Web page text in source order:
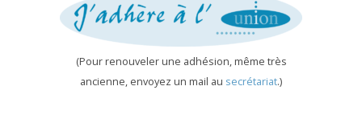
(Pour renouveler une adhésion, même très
ancienne, envoyez un mail au secrétariat.)